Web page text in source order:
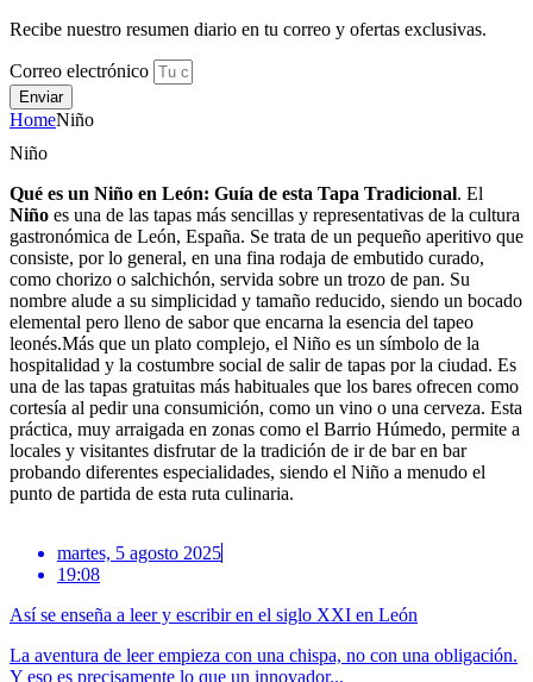
Recibe nuestro resumen diario en tu correo y ofertas exclusivas.
Correo electrónico
Enviar
HomeNiño
Niño
Qué es un Niño en León: Guía de esta Tapa Tradicional. El
Niño es una de las tapas más sencillas y representativas de la cultura
gastronómica de León, España. Se trata de un pequeño aperitivo que
consiste, por lo general, en una fina rodaja de embutido curado,
como chorizo o salchichón, servida sobre un trozo de pan. Su
nombre alude a su simplicidad y tamaño reducido, siendo un bocado
elemental pero lleno de sabor que encarna la esencia del tapeo
leonés.Más que un plato complejo, el Niño es un símbolo de la
hospitalidad y la costumbre social de salir de tapas por la ciudad. Es
una de las tapas gratuitas más habituales que los bares ofrecen como
cortesía al pedir una consumición, como un vino o una cerveza. Esta
práctica, muy arraigada en zonas como el Barrio Húmedo, permite a
locales y visitantes disfrutar de la tradición de ir de bar en bar
probando diferentes especialidades, siendo el Niño a menudo el
punto de partida de esta ruta culinaria.
martes, 5 agosto 2025
19:08
Así se enseña a leer y escribir en el siglo XXI en León
La aventura de leer empieza con una chispa, no con una obligación.
Y eso es precisamente lo que un innovador...